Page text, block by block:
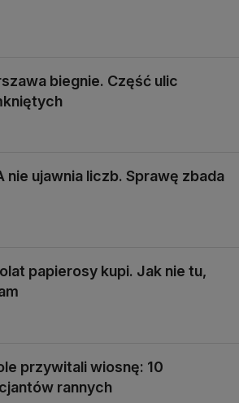
biegnie. Część ulic
nie ujawnia liczb. Sprawę zbada
papierosy kupi. Jak nie tu,
przywitali wiosnę: 10
rannych